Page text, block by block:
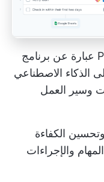
Process Street عبارة عن برنامج
الذكاء الاصطناعي
وسير العمل
الكفاءة
والإجراءات